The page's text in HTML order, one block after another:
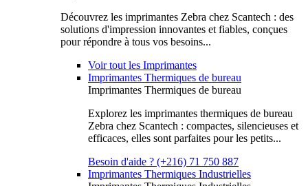
Découvrez les imprimantes Zebra chez Scantech : des
solutions d'impression innovantes et fiables, conçues
pour répondre à tous vos besoins...
Voir tout les Imprimantes
Imprimantes Thermiques de bureau
Imprimantes Thermiques de bureau
Explorez les imprimantes thermiques de bureau
Zebra chez Scantech : compactes, silencieuses et
efficaces, elles sont parfaites pour les petits...
Besoin d'aide ? (+216) 71 750 887
Imprimantes Thermiques Industrielles